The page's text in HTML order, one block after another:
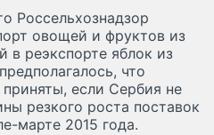
Россельхознадзор
овощей и фруктов из
в реэкспорте яблок из
что
если Сербия не
резкого роста поставок
марте 2015 года.